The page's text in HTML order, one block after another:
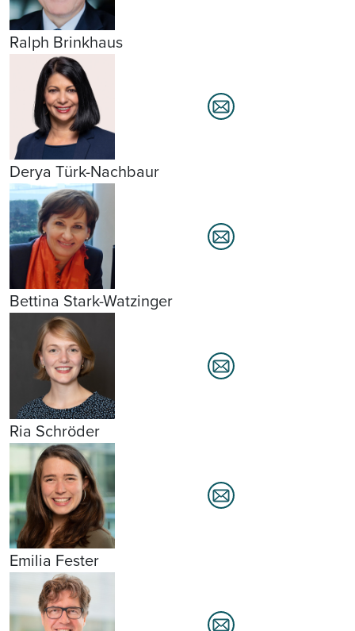
Ralph Brinkhaus
Derya Türk-Nachbaur
Bettina Stark-Watzinger
Ria Schröder
Emilia Fester